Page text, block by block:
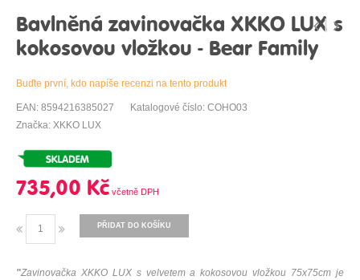
Bavlněná zavinovačka XKKO LUX s
kokosovou vložkou - Bear Family
Buďte první, kdo napíše recenzi na tento produkt
EAN: 8594216385027
Katalogové číslo: COHO03
Značka: XKKO LUX
735,00 Kč
PŘIDAT DO KOŠÍKU
"Zavinovačka XKKO LUX s velvetem a kokosovou vložkou 75x75cm je